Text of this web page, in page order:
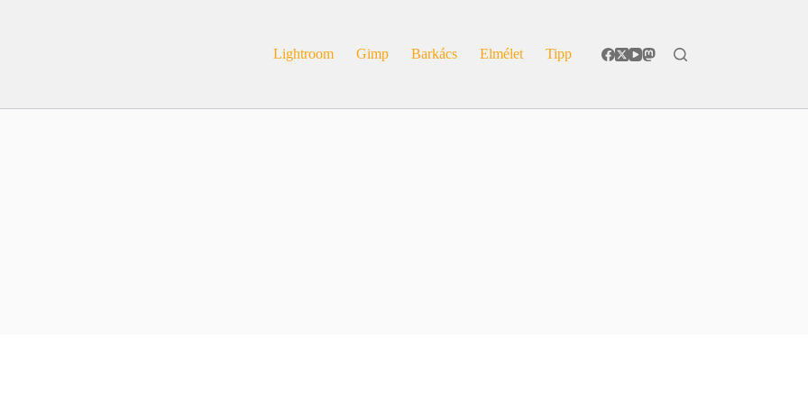
Lightroom
Gimp Barkács Elmélet Tipp